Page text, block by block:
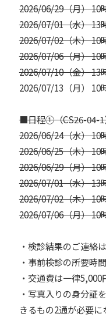
2026/06/29（月） 10
2026/07/01（水） 13
2026/07/02（木） 10
2026/07/06（月） 10
2026/07/10（金） 13
2026/07/13（月） 10
■日程①（CS26-04-1
2026/06/24（水） 10
2026/06/25（木） 10
2026/06/29（月） 10
2026/07/01（水） 13
2026/07/02（木） 10
2026/07/06（月） 10
・検診結果のご連絡
・事前検診の所要時
・交通費は一律5,000
・写真入りの身分証
きるもの2通が必要